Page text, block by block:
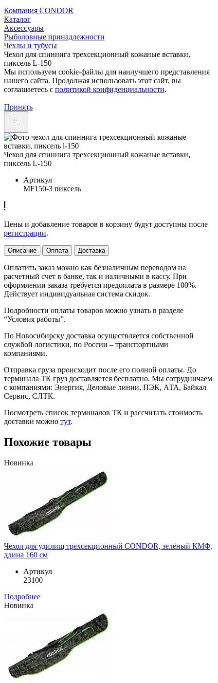
Компания CONDOR
Каталог
Аксессуары
Рыболовные принадлежности
Чехлы и тубусы
Чехол для спиннига трехсекционный кожаные вставки,
пиксель L-150
Мы используем cookie-файлы для наилучшего представления
нашего сайта. Продолжая использовать этот сайт, вы
соглашаетесь c политикой конфиденциальности.
Принять
Чехол для спиннига трехсекционный кожаные вставки,
пиксель L-150
Артикул
MF150-3 пиксель
Цены и добавление товаров в корзину будут доступны после
регистрации.
Описание Оплата Доставка
Оплатить заказ можно как безналичным переводом на
расчетный счет в банке, так и наличными в кассу. При
оформлении заказа требуется предоплата в размере 100%.
Действует индивидуальная система скидок.
Подробности оплаты товаров можно узнать в разделе
“Условия работы”.
По Новосибирску доставка осуществляется собственной
службой логистики, по России – транспортными
компаниями.
Отправка груза происходит после его полной оплаты. До
терминала ТК груз доставляется бесплатно. Мы сотрудничаем
с компаниями: Энергия, Деловые линии, ПЭК, АТА, Байкал
Сервис, СЛТК.
Посмотреть список терминалов ТК и рассчитать стоимость
доставки можно тут.
Похожие товары
Новинка
Чехол для удилищ трехсекционный CONDOR, зелёный КМФ,
длина 160 см
Артикул
23100
Подробнее
Новинка